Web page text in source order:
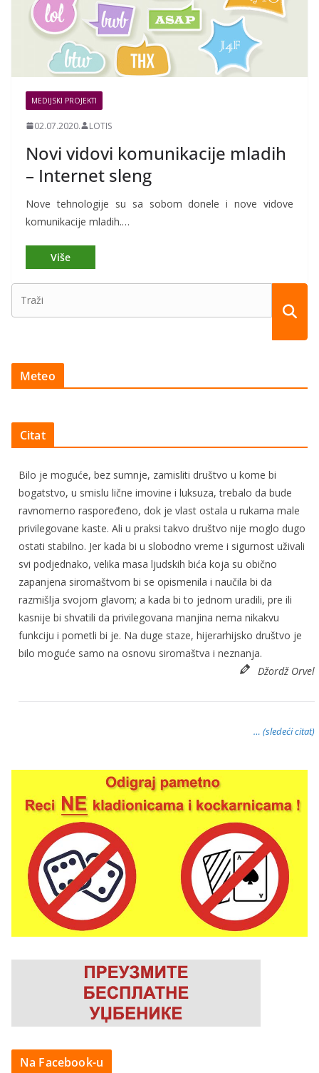
MEDIJSKI PROJEKTI
02.07.2020. LOTIS
Novi vidovi komunikacije mladih
– Internet sleng
Nove tehnologije su sa sobom donele i nove vidove
komunikacije mladih.…
Meteo
Citat
Bilo je moguće, bez sumnje, zamisliti društvo u kome bi
bogatstvo, u smislu lične imovine i luksuza, trebalo da bude
ravnomerno raspoređeno, dok je vlast ostala u rukama male
privilegovane kaste. Ali u praksi takvo društvo nije moglo dugo
ostati stabilno. Jer kada bi u slobodno vreme i sigurnost uživali
svi podjednako, velika masa ljudskih bića koja su obično
zapanjena siromaštvom bi se opismenila i naučila bi da
razmišlja svojom glavom; a kada bi to jednom uradili, pre ili
kasnije bi shvatili da privilegovana manjina nema nikakvu
funkciju i pometli bi je. Na duge staze, hijerarhijsko društvo je
bilo moguće samo na osnovu siromaštva i neznanja.
Džordž Orvel
… (sledeći citat)
Na Facebook-u